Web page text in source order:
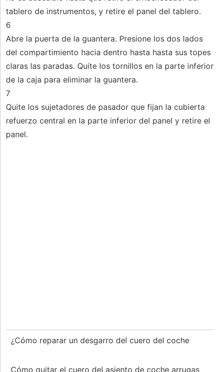
tablero de instrumentos, y retire el panel del tablero.
6
Abre la puerta de la guantera. Presione los dos lados
del compartimiento hacia dentro hasta hasta sus topes
claras las paradas. Quite los tornillos en la parte inferior
de la caja para eliminar la guantera.
7
Quite los sujetadores de pasador que fijan la cubierta
refuerzo central en la parte inferior del panel y retire el
panel.
¿Cómo reparar un desgarro del cuero del coche
Cómo quitar el cuero del asiento de coche arrugas